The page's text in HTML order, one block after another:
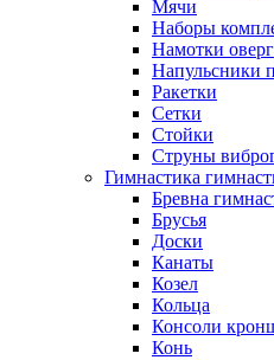
Мячи
Наборы
Намотки
Напульсники
Ракетки
Сетки
Стойки
Струны
Гимнастика
Бревна
Брусья
Доски
Канаты
Козел
Кольца
Консоли
Конь